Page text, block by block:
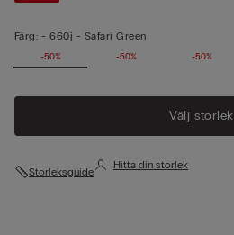
Färg: -660j - Safari Green
-50% -50% -50%
Välj storlek
Storleksguide
Hitta din storlek